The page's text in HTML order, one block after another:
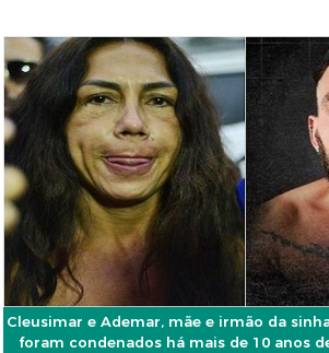
Cleusimar e Ademar, mãe e irmão da
foram condenados há mais de 10 anos